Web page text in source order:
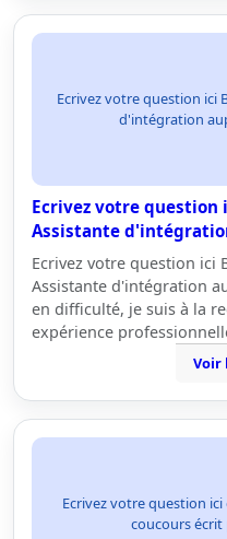
Ecrivez votre question ici
d'intégration
Ecrivez votre question
Assistante
Ecrivez votre question ici
Assistante d'intégration
en difficulté, je suis à la
expérience
Voir
Ecrivez votre question
coucours